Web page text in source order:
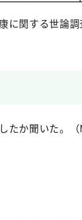
関する世論調
か聞いた。（